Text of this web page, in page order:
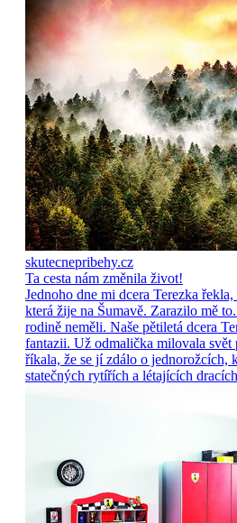
skutecnepribehy.cz
Ta cesta nám změnila život!
Jednoho dne mi dcera Terezka
která žije na Šumavě. Zarazilo mě
rodině neměli. Naše pětiletá dcera
fantazii. Už odmalička milovala
říkala, že se jí zdálo o jednorožcích,
statečných rytířích a létajících